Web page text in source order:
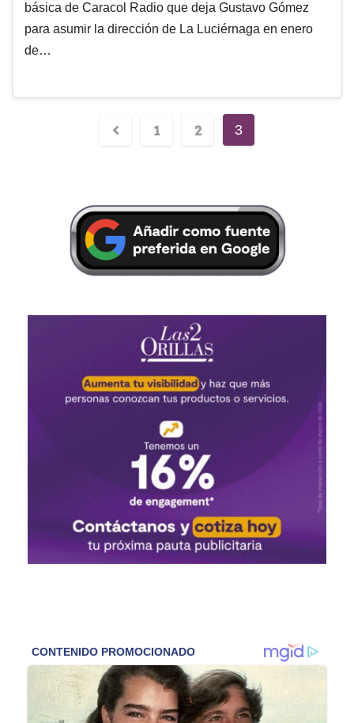
básica de Caracol Radio que deja Gustavo Gómez
para asumir la dirección de La Luciérnaga en enero
de…
1 2 3